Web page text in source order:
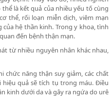
là kết quả của nhiều yếu tố cùng
thể, rối loạn miễn dịch, viêm mạn
hệ thần kinh. Trong y khoa, tình
đến bệnh thận mạn.
từ nhiều nguyên nhân khác nhau,
chức năng thận suy giảm, các chất
quả sẽ tích tụ trong máu. Điều
kinh dưới da và gây ra ngứa do urê